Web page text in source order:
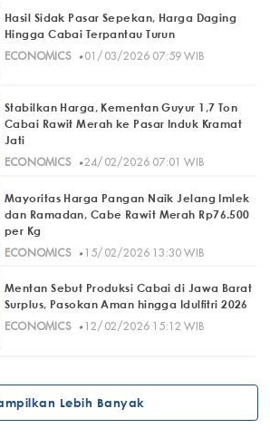
Hasil Sidak Pasar Sepekan, Harga Daging
Hingga Cabai Terpantau Turun
ECONOMICS· 01/03/2026 07:59 WIB
Stabilkan Harga, Kementan Guyur 1,7 Ton
Cabai Rawit Merah ke Pasar Induk Kramat
Jati
ECONOMICS· 24/02/2026 07:01 WIB
Mayoritas Harga Pangan Naik Jelang Imlek
dan Ramadan, Cabe Rawit Merah Rp76.500
per Kg
ECONOMICS· 15/02/2026 13:30 WIB
Mentan Sebut Produksi Cabai di Jawa Barat
Surplus, Pasokan Aman hingga Idulfitri 2026
ECONOMICS· 12/02/2026 15:12 WIB
Lebih Banyak